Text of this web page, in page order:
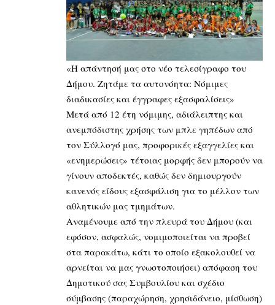
«Η απάντησή μας στο νέο τελεσίγραφο του
Δήμου. Ζητάμε τα αυτονόητα: Νόμιμες
διαδικασίες και έγγραφες εξασφαλίσεις»
Μετά από 12 έτη νόμιμης, αδιάλειπτης και
ανεμπόδιστης χρήσης των μπλε γηπέδων από
τον Σύλλογό μας, προφορικές εξαγγελίες και
«ενημερώσεις» τέτοιας μορφής δεν μπορούν να
γίνουν αποδεκτές, καθώς δεν δημιουργούν
κανενός είδους εξασφάλιση για το μέλλον των
αθλητικών μας τμημάτων.
Αναμένουμε από την πλευρά του Δήμου (και
εφόσον, ασφαλώς, νομιμοποιείται να προβεί
στα παρακάτω, κάτι το οποίο εξακολουθεί να
αρνείται να μας γνωστοποιήσει) απόφαση του
Δημοτικού σας Συμβουλίου και σχέδιο
σύμβασης (παραχώρηση, χρησιδάνειο, μίσθωση)